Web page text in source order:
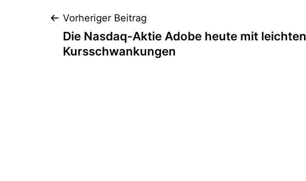
Beitragsnavigation
Vorheriger Beitrag
Die Nasdaq-Aktie Adobe heute mit leichten
Kursschwankungen